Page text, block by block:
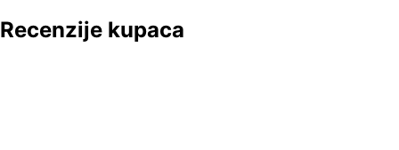
Recenzije kupaca